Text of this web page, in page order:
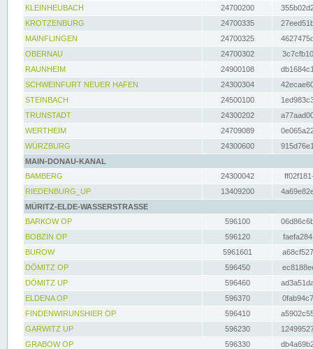
KLEINHEUBACH 24700200
KROTZENBURG
24700335
MAINFLINGEN
24700325
OBERNAU
24700302
RAUNHEIM
24900108
SCHWEINFURT NEUER HAFEN
24300304
STEINBACH
24500100
TRUNSTADT
24300202
WERTHEIM
24709089
WÜRZBURG
24300600
MAIN-DONAU-KANAL
BAMBERG
24300042
RIEDENBURG_UP
13409200
MÜRITZ-ELDE-WASSERSTRASSE
BARKOW OP
596100
BOBZIN OP
596120
BUROW
5961601
DÖMITZ OP
596450
DÖMITZ UP
596460
ELDENA OP
596370
FINDENWIRUNSHIER OP
596410
GARWITZ UP
596230
GRABOW OP
596330